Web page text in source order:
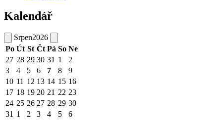
Kalendář
Srpen2026
Po Út St Čt Pá So Ne
27 28 29 30 31 1
2
3
4 5 6 7 8
9
10 11 12 13 14 15 16
17 18 19 20 21 22 23
24 25 26 27 28 29 30
31 1 2 3 4 5 6